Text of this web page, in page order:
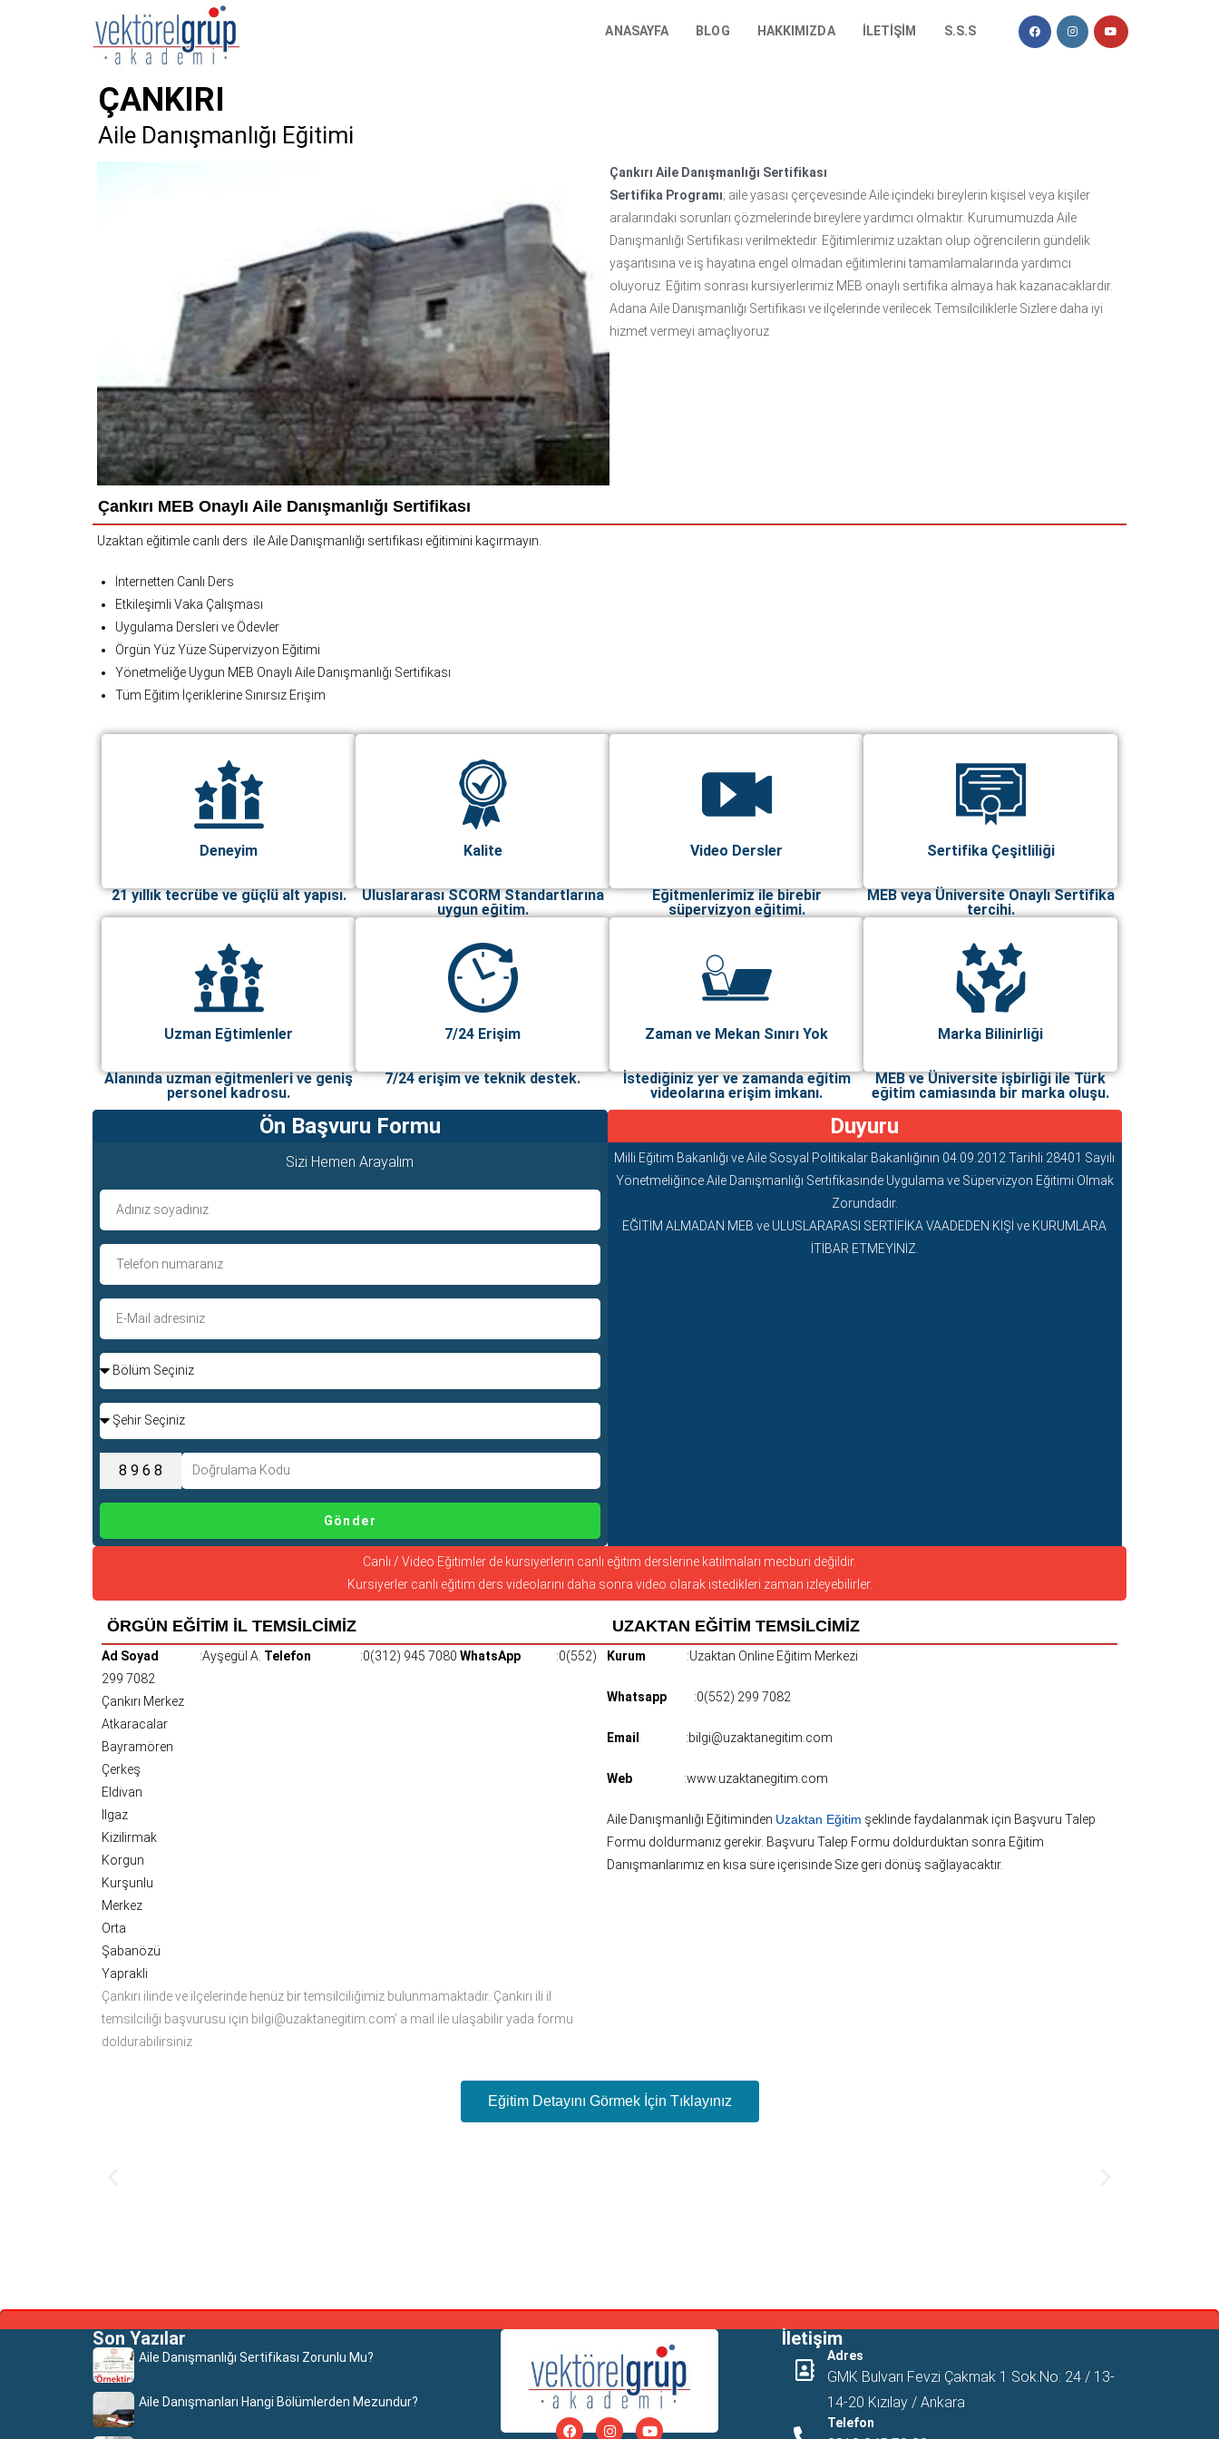
ANASAYFA BLOG HAKKIMIZDA İLETIŞIM S.S.S
ÇANKIRI
Aile Danışmanlığı Eğitimi
Çankırı Aile Danışmanlığı Sertifikası
Sertifika Programı; aile yasası çerçevesinde Aile içindeki bireylerin kişisel veya kişiler
aralarındaki sorunları çözmelerinde bireylere yardımcı olmaktır. Kurumumuzda Aile
Danışmanlığı Sertifikası verilmektedir. Eğitimlerimiz uzaktan olup öğrencilerin gündelik
yaşantısına ve iş hayatına engel olmadan eğitimlerini tamamlamalarında yardımcı
oluyoruz. Eğitim sonrası kursiyerlerimiz MEB onaylı sertifika almaya hak kazanacaklardır.
Adana Aile Danışmanlığı Sertifikası ve ilçelerinde verilecek Temsilciliklerle Sizlere daha iyi
hizmet vermeyi amaçlıyoruz
Çankırı MEB Onaylı Aile Danışmanlığı Sertifikası
Uzaktan eğitimle canlı ders ile Aile Danışmanlığı sertifikası eğitimini kaçırmayın.
İnternetten Canlı Ders
Etkileşimli Vaka Çalışması
Uygulama Dersleri ve Ödevler
Örgün Yüz Yüze Süpervizyon Eğitimi
Yönetmeliğe Uygun MEB Onaylı Aile Danışmanlığı Sertifikası
Tüm Eğitim İçeriklerine Sınırsız Erişim
Deneyim
21 yıllık tecrübe ve güçlü alt yapısı.
Kalite
Uluslararası SCORM Standartlarına
uygun eğitim.
Video Dersler
Eğitmenlerimiz ile birebir
süpervizyon eğitimi.
Sertifika Çeşitliliği
MEB veya Üniversite Onaylı Sertifika
tercihi.
Uzman Eğtimlenler
Alanında uzman eğitmenleri ve geniş
personel kadrosu.
7/24 Erişim
7/24 erişim ve teknik destek.
Zaman ve Mekan Sınırı Yok
İstediğiniz yer ve zamanda eğitim
videolarına erişim imkanı.
Marka Bilinirliği
MEB ve Üniversite işbirliği ile Türk
eğitim camiasında bir marka oluşu.
Ön Başvuru Formu
Sizi Hemen Arayalım
Gönder
Duyuru
Milli Eğitim Bakanlığı ve Aile Sosyal Politikalar Bakanlığının 04.09.2012 Tarihli 28401 Sayılı
Yönetmeliğince Aile Danışmanlığı Sertifikasınde Uygulama ve Süpervizyon Eğitimi Olmak
Zorundadır.
EĞİTİM ALMADAN MEB ve ULUSLARARASI SERTİFİKA VAADEDEN KİŞİ ve KURUMLARA
İTİBAR ETMEYİNİZ.
Canlı / Video Eğitimler de kursiyerlerin canlı eğitim derslerine katılmaları mecburi değildir.
Kursiyerler canlı eğitim ders videolarını daha sonra video olarak istedikleri zaman izleyebilirler.
ÖRGÜN EĞİTİM İL TEMSİLCİMİZ
Ad Soyad :Ayşegül A. Telefon :0(312) 945 7080 WhatsApp
:0(552)
299 7082
Çankırı Merkez
Atkaracalar
Bayramören
Çerkeş
Eldi̇van
Ilgaz
Kizilirmak
Korgun
Kurşunlu
Merkez
Orta
Şabanözü
Yaprakli
Çankırı ilinde ve ilçelerinde henüz bir temsilciliğimiz bulunmamaktadır. Çankırı ili il
temsilciliği başvurusu için bilgi@uzaktanegitim.com’ a mail ile ulaşabilir yada formu
doldurabilirsiniz
UZAKTAN EĞİTİM TEMSİLCİMİZ
Kurum :Uzaktan Online Eğitim Merkezi
Whatsapp :0(552) 299 7082
Email :bilgi@uzaktanegitim.com
Web :www.uzaktanegitim.com
Aile Danışmanlığı Eğitiminden Uzaktan Eğitim şeklinde faydalanmak için Başvuru Talep
Formu doldurmanız gerekir. Başvuru Talep Formu doldurduktan sonra Eğitim
Danışmanlarımız en kısa süre içerisinde Size geri dönüş sağlayacaktır.
Eğitim Detayını Görmek İçin Tıklayınız
Son Yazılar
Aile Danışmanlığı Sertifikası Zorunlu Mu?
Aile Danışmanları Hangi Bölümlerden Mezundur?
İletişim
Adres
GMK Bulvarı Fevzi Çakmak 1 Sok.No: 24 / 13-
14-20 Kızılay / Ankara
Telefon